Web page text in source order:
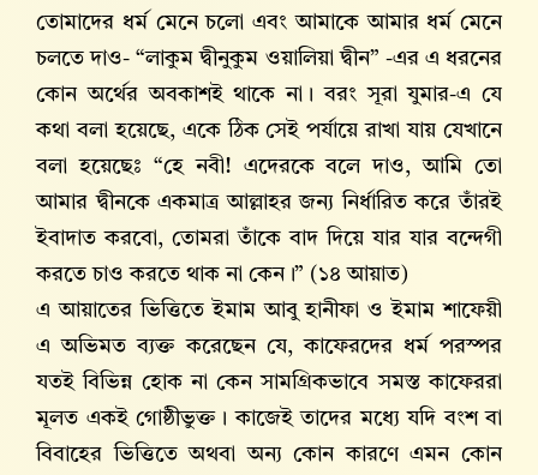
তোমাদের ধর্ম মেনে চলো এবং আমাকে আমার ধর্ম মেনে
চলতে দাও- “লাকুম দ্বীনুকুম ওয়ালিয়া দ্বীন” -এর এ ধরনের
কোন অর্থের অবকাশই থাকে না। বরং সূরা যুমার-এ যে
কথা বলা হয়েছে, একে ঠিক সেই পর্যায়ে রাখা যায় যেখানে
বলা হয়েছেঃ “হে নবী! এদেরকে বলে দাও, আমি তো
আমার দ্বীনকে একমাত্র আল্লাহর জন্য নির্ধারিত করে তাঁরই
ইবাদাত করবো, তোমরা তাঁকে বাদ দিয়ে যার যার বন্দেগী
করতে চাও করতে থাক না কেন।” (১৪ আয়াত)
এ আয়াতের ভিত্তিতে ইমাম আবু হানীফা ও ইমাম শাফেয়ী
এ অভিমত ব্যক্ত করেছেন যে, কাফেরদের ধর্ম পরস্পর
যতই বিভিন্ন হোক না কেন সামগ্রিকভাবে সমস্ত কাফেররা
মূলত একই গোষ্ঠীভুক্ত। কাজেই তাদের মধ্যে যদি বংশ বা
বিবাহের ভিত্তিতে অথবা অন্য কোন কারণে এমন কোন